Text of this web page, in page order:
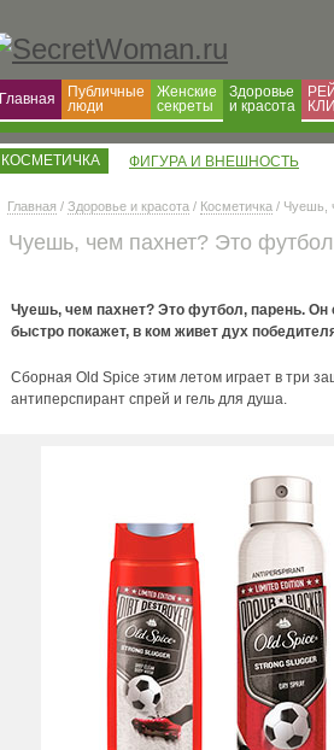
Главная
Публичные
люди
Женские
секреты
Здоровье
и красота
КОСМЕТИЧКА ФИГУРА И ВНЕШНОСТЬ
Главная / Здоровье и красота / Косметичка / Чуешь,
Чуешь, чем пахнет? Это
Чуешь, чем пахнет? Это футбол, парень. Он
быстро покажет, в ком живет дух
Сборная Old Spice этим летом играет в три
антиперспирант спрей и гель для душа.